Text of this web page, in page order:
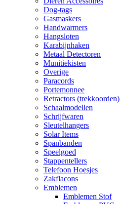
Dog-tags
Gasmaskers
Handwarmers
Hangsloten
Karabijnhaken
Metaal Detectoren
Munitiekisten
Overige
Paracords
Portemonnee
Retractors (trekkoorden)
Schaalmodellen
Schrijfwaren
Sleutelhangers
Solar Items
Spanbanden
Speelgoed
Stappentellers
Telefoon Hoesjes
Zakflacons
Emblemen
Emblemen Stof